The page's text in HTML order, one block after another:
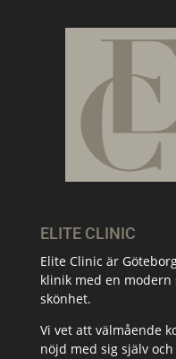
ELITE CLINIC
Elite Clinic är
klinik med en modern
skönhet.
Vi vet att välmående
nöjd med sig själv